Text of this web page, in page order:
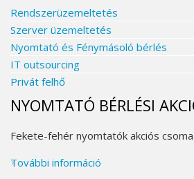
Rendszerüzemeltetés
Szerver üzemeltetés
Nyomtató és Fénymásoló bérlés
IT outsourcing
Privát felhő
NYOMTATÓ BÉRLÉSI
Fekete-fehér nyomtatók akciós
További információ